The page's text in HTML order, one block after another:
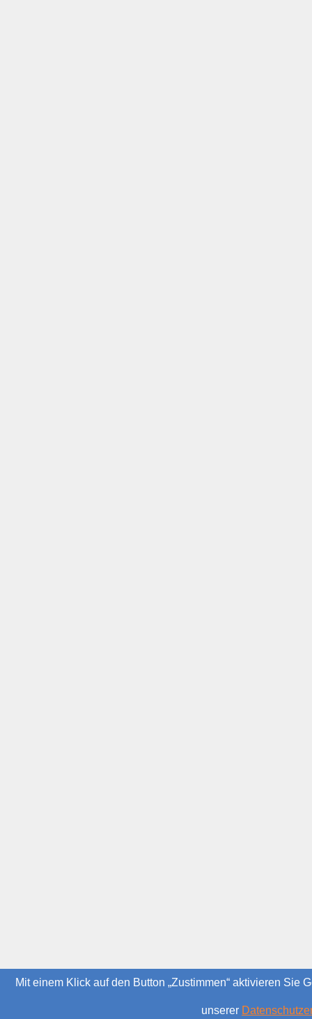
Mit einem Klick auf den Button „Zustimmen“ aktivieren
unserer